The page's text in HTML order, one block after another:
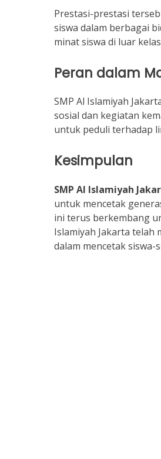
Prestasi-prestasi
siswa dalam berbagai
minat siswa di luar
Peran dalam
SMP Al Islamiyah
sosial dan kegiatan
untuk peduli terhadap
Kesimpulan
SMP Al Islamiyah
untuk mencetak
ini terus berkembang
Islamiyah Jakarta telah
dalam mencetak